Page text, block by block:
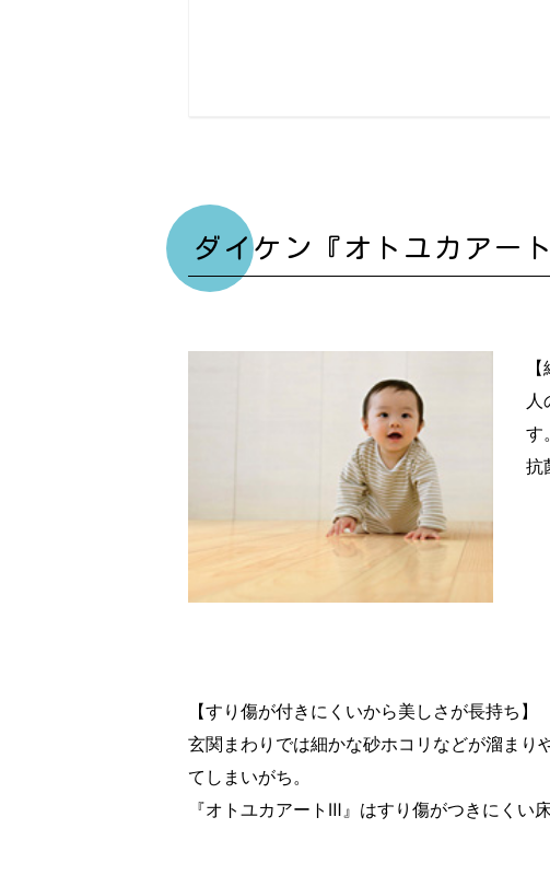
ダイケン『オトユカアー
人
す。
抗
【すり傷が付きにくいから美しさが長持ち】
玄関まわりでは細かな砂ホコリなどが溜まり
てしまいがち。
『オトユカアートⅢ』はすり傷がつきにくい